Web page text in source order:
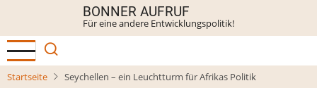
Inhalt
BONNER AUFRUF
Für eine andere Entwicklungspolitik!
Startseite Seychellen – ein Leuchtturm für Afrikas Politik